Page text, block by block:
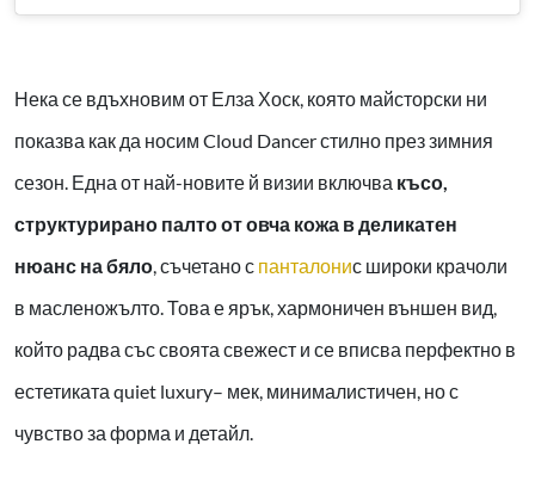
Нека се вдъхновим от Елза Хоск, която майсторски ни
показва как да носим Cloud Dancer стилно през зимния
сезон. Една от най-новите й визии включва късо,
структурирано палто от овча кожа в деликатен
нюанс на бяло , съчетано с панталонис широки крачоли
в масленожълто. Това е ярък, хармоничен външен вид,
който радва със своята свежест и се вписва перфектно в
естетиката quiet luxury– мек, минималистичен, но с
чувство за форма и детайл.